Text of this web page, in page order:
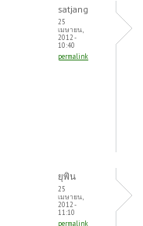
satjang
25
เมษายน,
2012 -
10:40
permalink
ยุพิน
25
เมษายน,
2012 -
11:10
permalink